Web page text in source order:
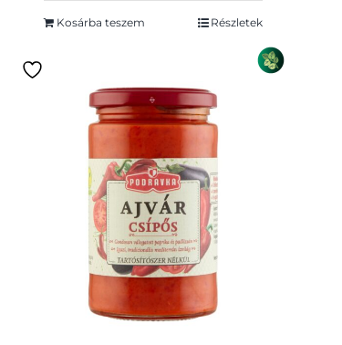
Kosárba teszem Részletek